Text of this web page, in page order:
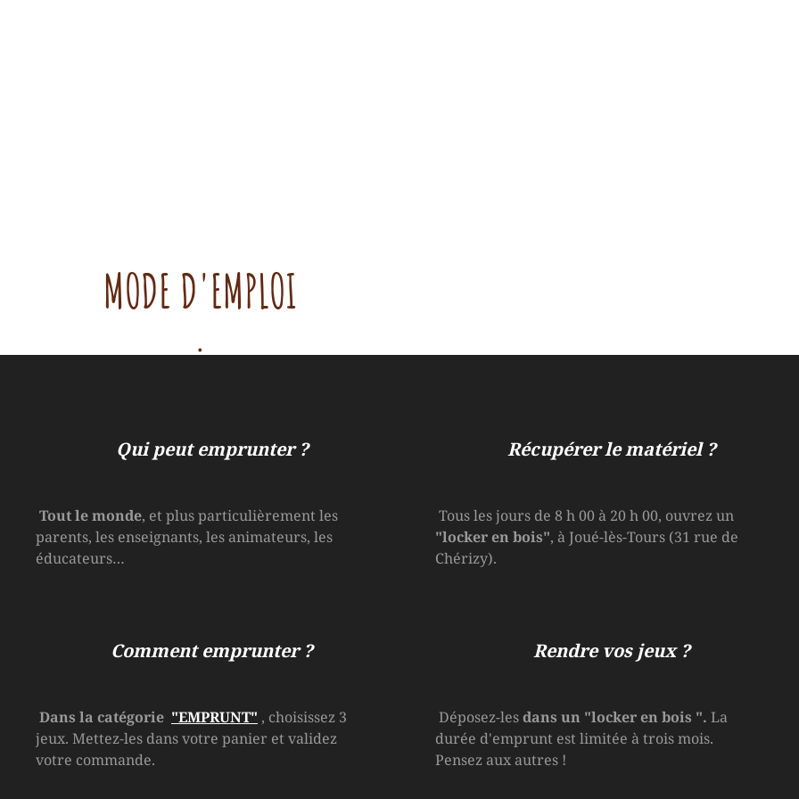
MODE D'EMPLOI
.
Qui peut emprunter ?
Tout le monde, et plus particulièrement les
parents, les enseignants, les animateurs, les
éducateurs…
Comment emprunter ?
Dans la catégorie "EMPRUNT" , choisissez 3
jeux. Mettez-les dans votre panier et validez
votre commande.
Récupérer le matériel ?
Tous les jours de 8 h 00 à 20 h 00, ouvrez un
"locker en bois", à Joué-lès-Tours (31 rue de
Chérizy).
Rendre vos jeux ?
Déposez-lesdans un "locker en bois ". La
durée d'emprunt est limitée à trois mois.
Pensez aux autres !